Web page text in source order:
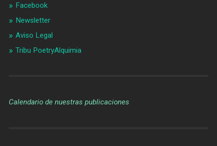
Facebook
Newsletter
Aviso Legal
Tribu PoetryAlquimia
Calendario de nuestras publicaciones